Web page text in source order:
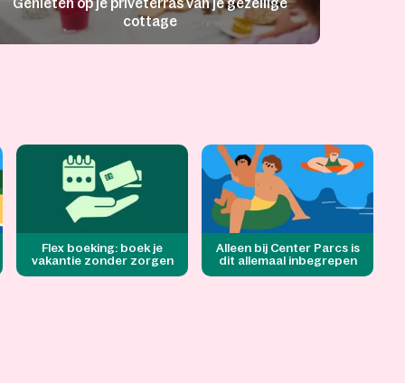
Genieten op je privéterras van je gezellige
cottage
Flex boeking: boek je
vakantie zonder zorgen
Alleen bij Center Parcs is
dit allemaal inbegrepen